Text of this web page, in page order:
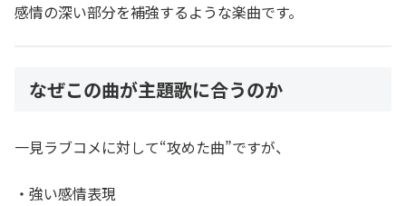
感情の深い部分を補強するような楽曲です。
なぜこの曲が主題歌に合うのか
一見ラブコメに対して“攻めた曲”ですが、
・強い感情表現